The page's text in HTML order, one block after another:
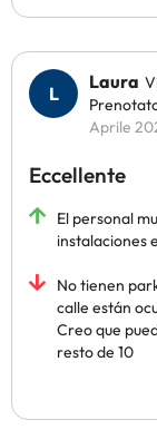
Laura
Aprile
Eccellente
El personal
instalaciones
No tienen
calle están
Creo que
resto de 10